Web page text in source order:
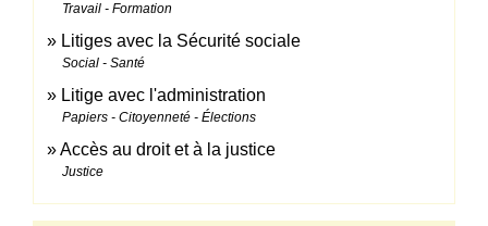
Travail - Formation
Litiges avec la Sécurité sociale
Social - Santé
Litige avec l'administration
Papiers - Citoyenneté - Élections
Accès au droit et à la justice
Justice